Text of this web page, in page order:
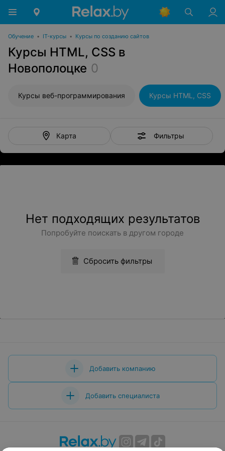
Обучение • IT-курсы • Курсы по созданию сайтов
Курсы HTML, CSS в
Новополоцке 0
Курсы веб-программирования Курсы HTML, CSS
Карта Фильтры
Нет подходящих результатов
Попробуйте поискать в другом городе
Сбросить фильтры
Добавить компанию
Добавить специалиста